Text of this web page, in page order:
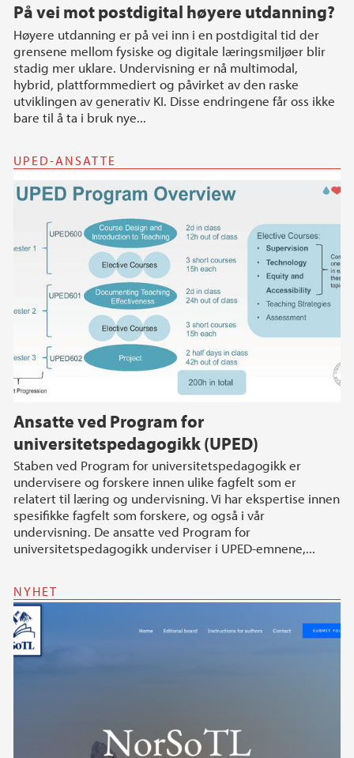
På vei mot postdigital høyere utdanning?
Høyere utdanning er på vei inn i en postdigital tid der
grensene mellom fysiske og digitale læringsmiljøer blir
stadig mer uklare. Undervisning er nå multimodal,
hybrid, plattformmediert og påvirket av den raske
utviklingen av generativ KI. Disse endringene får oss ikke
bare til å ta i bruk nye...
UPED-ANSATTE
Ansatte ved Program for
universitetspedagogikk (UPED)
Staben ved Program for universitetspedagogikk er
undervisere og forskere innen ulike fagfelt som er
relatert til læring og undervisning. Vi har ekspertise innen
spesifikke fagfelt som forskere, og også i vår
undervisning. De ansatte ved Program for
universitetspedagogikk underviser i UPED-emnene,...
NYHET